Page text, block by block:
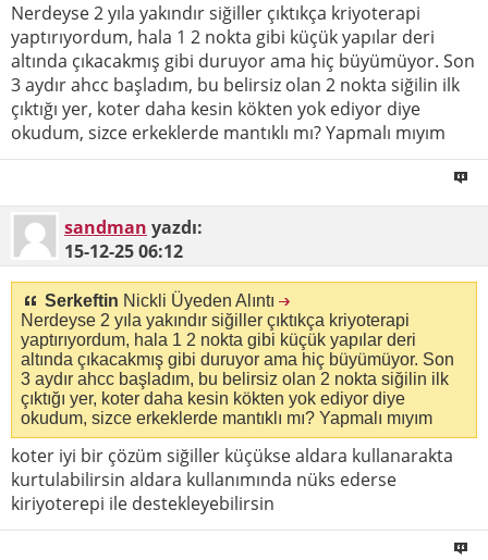
Nerdeyse 2 yıla yakındır siğiller çıktıkça kriyoterapi
yaptırıyordum, hala 1 2 nokta gibi küçük yapılar deri
altında çıkacakmış gibi duruyor ama hiç büyümüyor. Son
3 aydır ahcc başladım, bu belirsiz olan 2 nokta siğilin ilk
çıktığı yer, koter daha kesin kökten yok ediyor diye
okudum, sizce erkeklerde mantıklı mı? Yapmalı mıyım
sandman yazdı:
15-12-2506:12
Serkeftin Nickli Üyeden Alıntı
Nerdeyse 2 yıla yakındır siğiller çıktıkça kriyoterapi
yaptırıyordum, hala 1 2 nokta gibi küçük yapılar deri
altında çıkacakmış gibi duruyor ama hiç büyümüyor. Son
3 aydır ahcc başladım, bu belirsiz olan 2 nokta siğilin ilk
çıktığı yer, koter daha kesin kökten yok ediyor diye
okudum, sizce erkeklerde mantıklı mı? Yapmalı mıyım
koter iyi bir çözüm siğiller küçükse aldara kullanarakta
kurtulabilirsin aldara kullanımında nüks ederse
kiriyoterepi ile destekleyebilirsin